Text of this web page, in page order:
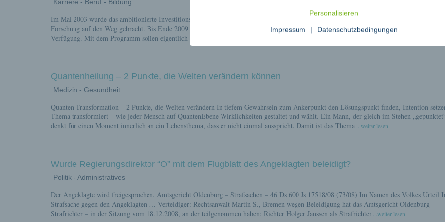
Karriere - Beruf - Bildung
Im Mai 2003 wurde das ambitionierte Investitionsprogramm „Zukunft Bildung und Betreuung“ des Bundesministeriums für Bildung und
Forschung auf den Weg gebracht. Bis Ende 2009 stellte der Bund insgesamt 4 Milliarden Euro für den Auf- und Ausbau von
Verfügung. Mit dem Programm sollen eigentlich neue pädagogische Konzepte in die Schulen einziehen.
Quantenheilung – 2 Punkte, die Welten verändern können
Medizin - Gesundheit
Quanten Transformation – 2 Punkte, die Welten verändern In tiefem Gewahrsein zum Ankerpunkt den Lösungspunkt finden, Intention
Thema transformiert – wie jeder Mensch auf QuantenEbene Wirklichkeiten gestaltet und wählt. Ein Mann, der gleich im Stehen
denkt für einen Moment innerlich an ein Lebensthema, dass er nicht einmal ausspricht. Damit ist das Thema ...weiter lesen
Wurde Regierungsdirektor “O” mit dem Flugblatt des Angeklagten beleidigt?
Politik - Administratives
Der Angeklagte wird freigesprochen. Amtsgericht Oldenburg – Strafsachen – 46 Ds 600 Js 17518/08 (73/08) Im Namen des Volkes Urteil
Strafsache gegen den Angeklagten … Verteidiger: Rechtsanwalt Martin S., Bremen wegen Beleidigung hat das Amtsgericht Oldenburg –
Strafrichter – in der Sitzung vom 18.12.2008, an der teilgenommen haben: Richter Holger Janssen als Strafrichter ...weiter lesen
Personalisieren
Impressum | Datenschutzbedingungen